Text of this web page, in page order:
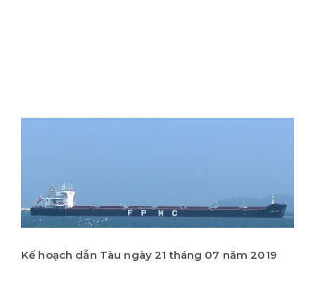
Kế hoạch dẫn Tàu ngày 21 tháng 07 năm 2019